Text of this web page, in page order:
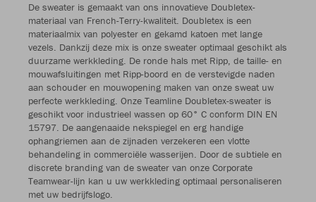
De sweater is gemaakt van ons innovatieve Doubletex-
materiaal van French-Terry-kwaliteit. Doubletex is een
materiaalmix van polyester en gekamd katoen met lange
vezels. Dankzij deze mix is onze sweater optimaal geschikt als
duurzame werkkleding. De ronde hals met Ripp, de taille- en
mouwafsluitingen met Ripp-boord en de verstevigde naden
aan schouder en mouwopening maken van onze sweat uw
perfecte werkkleding. Onze Teamline Doubletex-sweater is
geschikt voor industrieel wassen op 60° C conform DIN EN
15797. De aangenaaide nekspiegel en erg handige
ophangriemen aan de zijnaden verzekeren een vlotte
behandeling in commerciële wasserijen. Door de subtiele en
discrete branding van de sweater van onze Corporate
Teamwear-lijn kan u uw werkkleding optimaal personaliseren
met uw bedrijfslogo.